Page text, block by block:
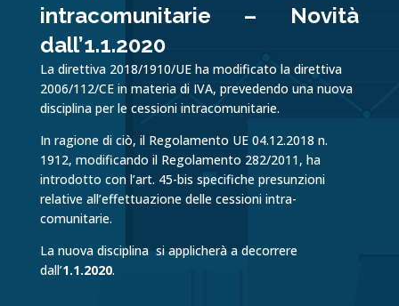
intracomunitarie – Novità
dall’1.1.2020
La direttiva 2018/1910/UE ha modificato la direttiva
2006/112/CE in materia di IVA, prevedendo una nuova
disciplina per le cessioni intracomunitarie.
In ragione di ciò, il Regolamento UE 04.12.2018 n.
1912, modificando il Regolamento 282/2011, ha
introdotto con l’art. 45-bis specifiche presunzioni
relative all’effettuazione delle cessioni in­tra­
comunitarie.
La nuova disciplina si applicherà a decorrere
dall’1.1.2020.